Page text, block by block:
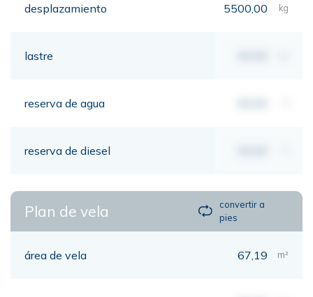
desplazamiento 5500,00 kg
lastre
reserva de agua
reserva de diesel
Plan de vela
convertir a
pies
área de vela 67,19 m²